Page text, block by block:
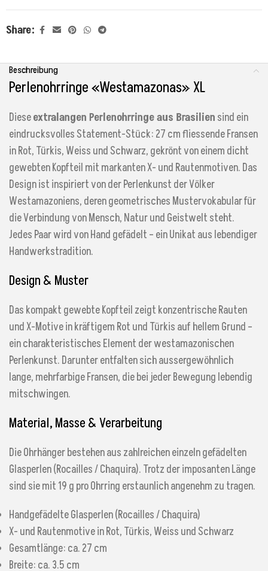
Share:
Beschreibung
Perlenohrringe «Westamazonas» XL
Dieseextralangen Perlenohrringe aus Brasilien sind ein
eindrucksvolles Statement-Stück: 27 cm fliessende Fransen
in Rot, Türkis, Weiss und Schwarz, gekrönt von einem dicht
gewebten Kopfteil mit markanten X- und Rautenmotiven. Das
Design ist inspiriert von der Perlenkunst der Völker
Westamazoniens, deren geometrisches Mustervokabular für
die Verbindung von Mensch, Natur und Geistwelt steht.
Jedes Paar wird von Hand gefädelt – ein Unikat aus lebendiger
Handwerkstradition.
Design & Muster
Das kompakt gewebte Kopfteil zeigt konzentrische Rauten
und X-Motive in kräftigem Rot und Türkis auf hellem Grund –
ein charakteristisches Element der westamazonischen
Perlenkunst. Darunter entfalten sich aussergewöhnlich
lange, mehrfarbige Fransen, die bei jeder Bewegung lebendig
mitschwingen.
Material, Masse & Verarbeitung
Die Ohrhänger bestehen aus zahlreichen einzeln gefädelten
Glasperlen (Rocailles / Chaquira). Trotz der imposanten Länge
sind sie mit 19 g pro Ohrring erstaunlich angenehm zu tragen.
Handgefädelte Glasperlen (Rocailles / Chaquira)
X- und Rautenmotive in Rot, Türkis, Weiss und Schwarz
Gesamtlänge: ca. 27 cm
Breite: ca. 3.5 cm